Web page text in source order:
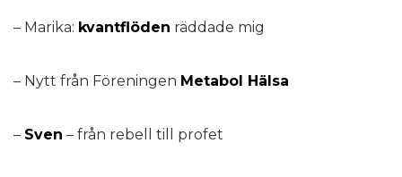
– Marika: kvantflöden räddade mig
– Nytt från Föreningen Metabol Hälsa
– Sven – från rebell till profet